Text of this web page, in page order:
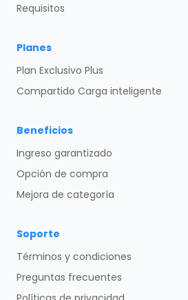
Requisitos
Planes
Plan Exclusivo Plus
Compartido Carga inteligente
Beneficios
Ingreso garantizado
Opción de compra
Mejora de categoría
Soporte
Términos y condiciones
Preguntas frecuentes